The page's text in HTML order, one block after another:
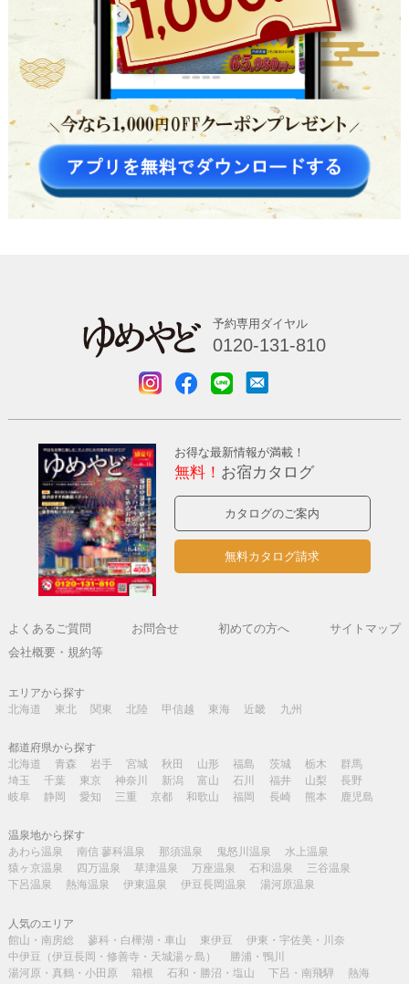
予約専用ダイヤル
0120-131-810
お得な最新情報が満載！
無料！ お宿カタログ
カタログのご案内
無料カタログ請求
よくあるご質問 お問合せ 初めての方へ
サイトマップ
会社概要・規約等
エリアから探す
北海道
東北 関東 北陸 甲信越 東海 近畿 九州
都道府県から探す
北海道
青森 岩手 宮城 秋田 山形 福島 茨城 栃木
群馬
埼玉
千葉 東京 神奈川 新潟 富山 石川 福井 山梨
長野
岐阜
静岡 愛知 三重 京都 和歌山 福岡 長崎 熊本 鹿児島
温泉地から探す
あわら温泉
南信 蓼科温泉 那須温泉 鬼怒川温泉
水上温泉
猿ヶ京温泉
四万温泉 草津温泉 万座温泉 石和温泉
三谷温泉
下呂温泉
熱海温泉 伊東温泉 伊豆長岡温泉 湯河原温泉
人気のエリア
館山・南房総
蓼科・白樺湖・車山 東伊豆
伊東・宇佐美・川奈
中伊豆（伊豆長岡・修善寺・天城湯ヶ島）
勝浦・鴨川
湯河原・真鶴・小田原
箱根 石和・勝沼・塩山 下呂・南飛騨 熱海